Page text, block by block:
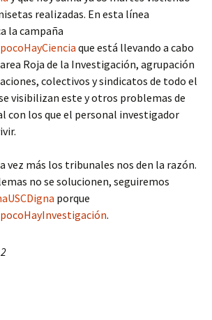
realizadas. En esta línea
la campaña
que está llevando a cabo
Roja de la Investigación, agrupación
colectivos y sindicatos de todo el
visibilizan este y otros problemas de
con los que el personal investigador
vez más los tribunales nos den la razón.
no se solucionen, seguiremos
porque
.
2